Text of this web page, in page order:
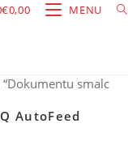
€0,00 MENU
AutoFeed